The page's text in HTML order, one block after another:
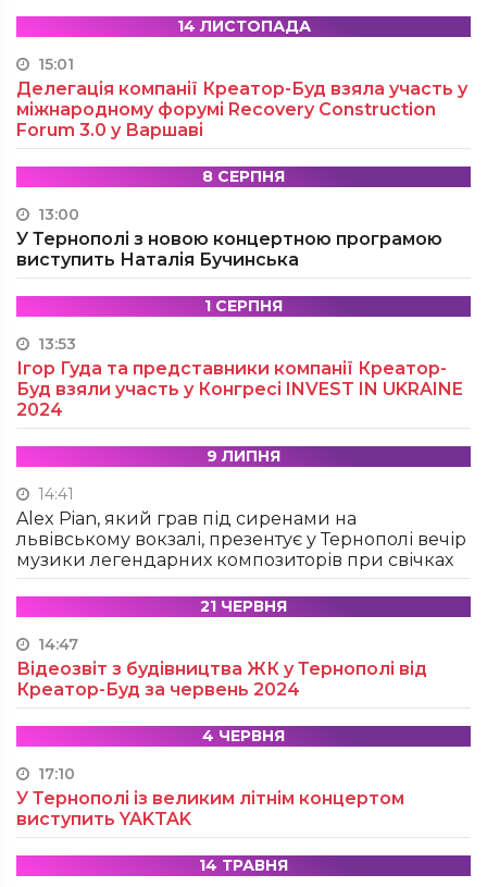
14 ЛИСТОПАДА
15:01
Делегація компанії Креатор-Буд взяла участь у
міжнародному форумі Recovery Construction
Forum 3.0 у Варшаві
8 СЕРПНЯ
13:00
У Тернополі з новою концертною програмою
виступить Наталія Бучинська
1 СЕРПНЯ
13:53
Ігор Гуда та представники компанії Креатор-
Буд взяли участь у Конгресі INVEST IN UKRAINE
2024
9 ЛИПНЯ
14:41
Alex Pian, який грав під сиренами на
львівському вокзалі, презентує у Тернополі вечір
музики легендарних композиторів при свічках
21 ЧЕРВНЯ
14:47
Відеозвіт з будівництва ЖК у Тернополі від
Креатор-Буд за червень 2024
4 ЧЕРВНЯ
17:10
У Тернополі із великим літнім концертом
виступить YAKTAK
14 ТРАВНЯ